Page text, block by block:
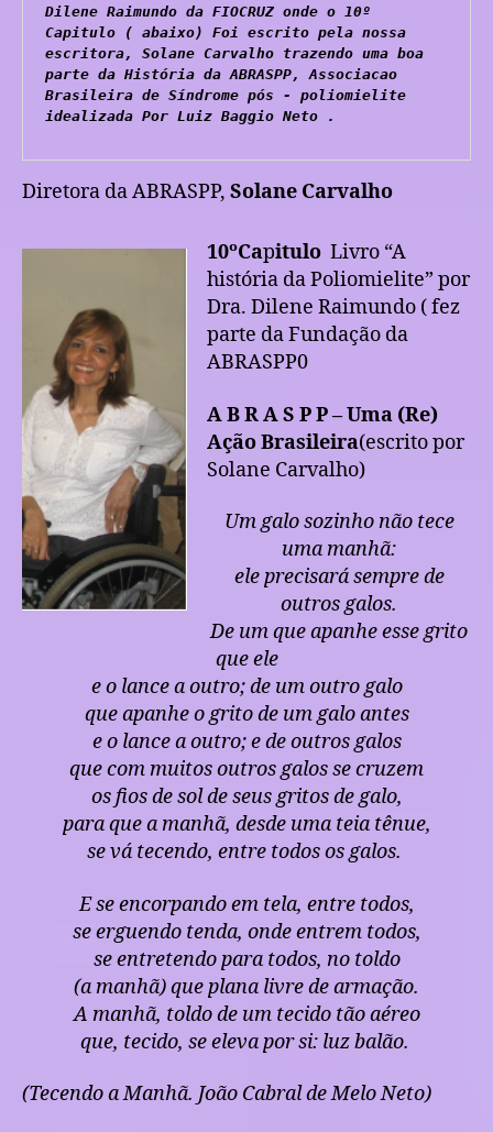
Dilene Raimundo da FIOCRUZ onde o 10º
Capitulo ( abaixo)
Foi escrito pela nossa
escritora, Solane Carvalho trazendo uma boa
parte da História da ABRASPP, Associacao
Brasileira de Síndrome pós - poliomielite
idealizada Por Luiz Baggio Neto .
Diretora da ABRASPP, Solane Carvalho
10ºCapitulo Livro “A
história da Poliomielite” por
Dra. Dilene Raimundo ( fez
parte da Fundação da
ABRASPP0
A B R A S P P – Uma (Re)
Ação Brasileira(escrito por
Solane Carvalho)
Um galo sozinho não tece
uma manhã:
ele precisará sempre de
outros galos.
De um que apanhe esse grito
que ele
e o lance a outro; de um outro galo
que apanhe o grito de um galo antes
e o lance a outro; e de outros galos
que com muitos outros galos se cruzem
os fios de sol de seus gritos de galo,
para que a manhã, desde uma teia tênue,
se vá tecendo, entre todos os galos.
E se encorpando em tela, entre todos,
se erguendo tenda, onde entrem todos,
se entretendo para todos, no toldo
(a manhã) que plana livre de armação.
A manhã, toldo de um tecido tão aéreo
que, tecido, se eleva por si: luz balão.
(Tecendo a Manhã. João Cabral de Melo Neto)